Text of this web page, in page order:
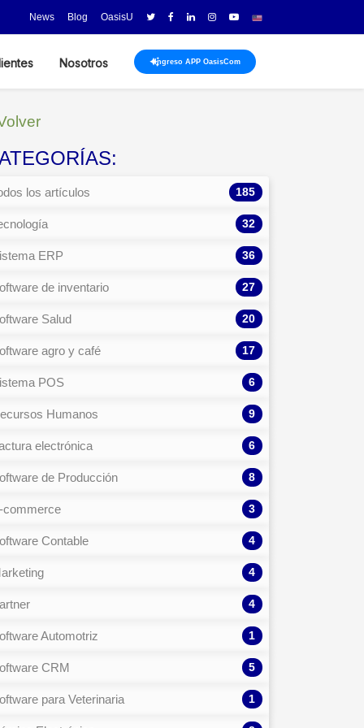
News Blog OasisU
Nosotros Ingreso APP OasisCom
los artículos 185
32
ERP 36
de inventario 27
Salud 20
agro y café 17
POS 6
Humanos 9
electrónica 6
de Producción 8
commerce 3
Contable 4
4
4
Automotriz 1
CRM 5
para Veterinaria 1